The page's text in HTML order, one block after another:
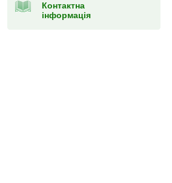
Контактна
інформація